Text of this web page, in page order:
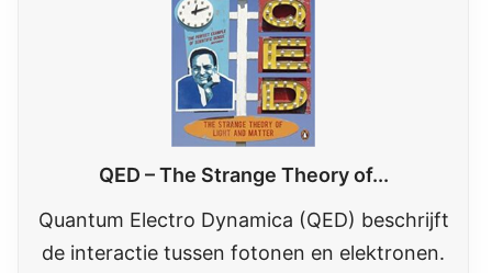
QED – The Strange Theory of...
Quantum Electro Dynamica (QED) beschrijft
de interactie tussen fotonen en elektronen.